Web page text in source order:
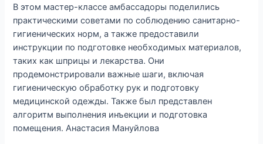
В этом мастер-классе амбассадоры поделились
практическими советами по соблюдению санитарно-
гигиенических норм, а также предоставили
инструкции по подготовке необходимых материалов,
таких как шприцы и лекарства. Они
продемонстрировали важные шаги, включая
гигиеническую обработку рук и подготовку
медицинской одежды. Также был представлен
алгоритм выполнения инъекции и подготовка
помещения. Анастасия Мануйлова